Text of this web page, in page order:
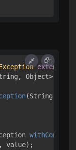
extends
Object>
(String
withContext
value);